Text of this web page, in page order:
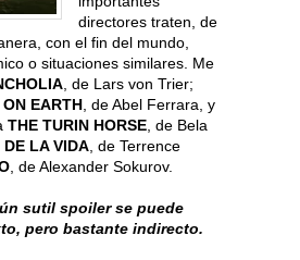
directores traten, de
con el fin del mundo,
o situaciones similares. Me
, de Lars von Trier;
EARTH, de Abel Ferrara, y
THE TURIN HORSE, de Bela
LA VIDA, de Terrence
, de Alexander Sokurov.
sutil spoiler se puede
pero bastante indirecto.